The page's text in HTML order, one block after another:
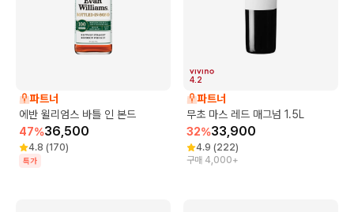
파트너
에반 윌리엄스 바틀 인 본드
47%36,500
4.8 (170)
특가
4.2
파트너
무초 마스 레드 매그넘 1.5L
32%33,900
4.9 (222)
구매 4,000+